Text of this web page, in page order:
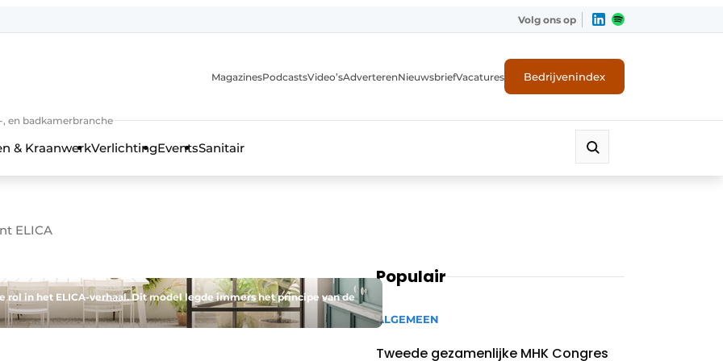
techniek in de keuken-, woon-, en badkamerbranche
Volg ons op
en badkamerbranche
MagazinesPodcastsVideo’sAdverterenNieuwsbriefVacatures Bedrijvenindex
& KraanwerkVerlichtingEventsSanitair
ELICA
rol in het ELICA-verhaal. Dit model legde immers het principe van de
Populair
ALGEMEEN
Tweede gezamenlijke MHK Congres